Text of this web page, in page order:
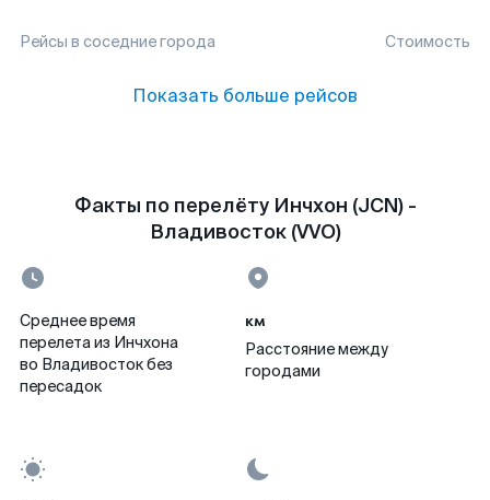
Рейсы в соседние города Стоимость
Показать больше рейсов
Факты по перелёту Инчхон (JCN) -
Владивосток (VVO)
Среднее время
перелета из Инчхона
во Владивосток без
пересадок
км
Расстояние между
городами